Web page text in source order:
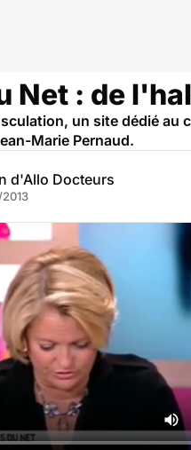
Net : de
un site dédié
Marie Pernaud.
d'Allo Docteurs